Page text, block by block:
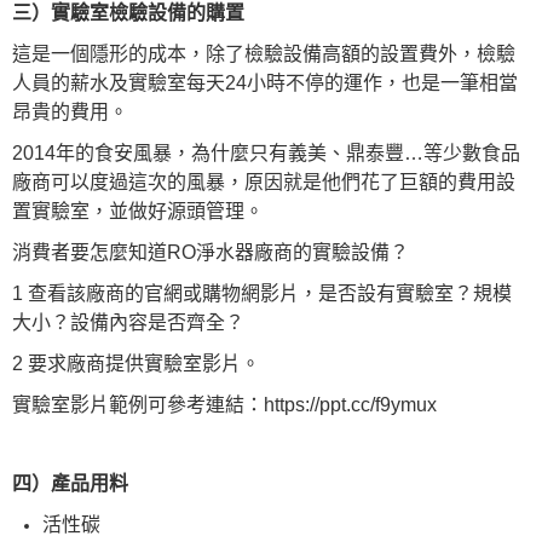
三）實驗室檢驗設備的購置
這是一個隱形的成本，除了檢驗設備高額的設置費外，檢驗
人員的薪水及實驗室每天24小時不停的運作，也是一筆相當
昂貴的費用。
2014年的食安風暴，為什麼只有義美、鼎泰豐…等少數食品
廠商可以度過這次的風暴，原因就是他們花了巨額的費用設
置實驗室，並做好源頭管理。
消費者要怎麼知道RO淨水器廠商的實驗設備？
1 查看該廠商的官網或購物網影片，是否設有實驗室？規模
大小？設備內容是否齊全？
2 要求廠商提供實驗室影片。
實驗室影片範例可參考連結： https://ppt.cc/f9ymux
四）產品用料
活性碳